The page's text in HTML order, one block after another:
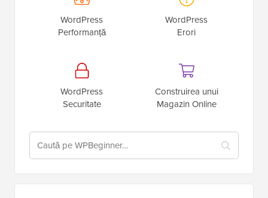
WordPress
Performanță
WordPress
Erori
WordPress
Securitate
Construirea unui
Magazin Online